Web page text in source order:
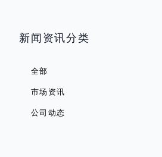
新闻资讯分类
全部
市场资讯
公司动态